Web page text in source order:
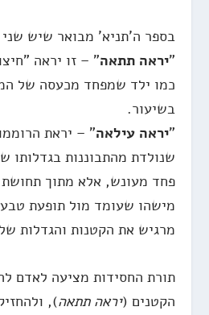
בספר ה'תניא' מבואר שיש שני
"יראה תתאה" – זו יראה
כמו ילד שמפחד מכעסה של
בשיעור.
"יראה עילאה" – יראת
שנולדת מהתבוננות בגדלותו
פחד מעונש, אלא מתוך
מישהו שעומד מול תופעת
מרגיש את הקטנות והגדלות
תורת החסידות מציעה לאדם
הקטנים (יראה תתאה),